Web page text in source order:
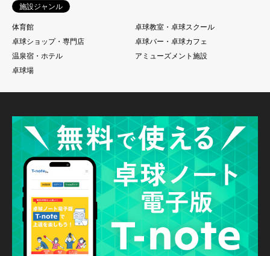
施設ジャンル
体育館
卓球教室・卓球スクール
卓球ショップ・専門店
卓球バー・卓球カフェ
温泉宿・ホテル
アミューズメント施設
卓球場